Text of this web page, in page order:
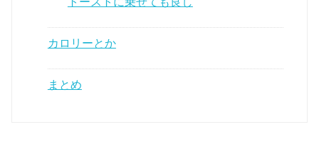
カロリーとか
まとめ